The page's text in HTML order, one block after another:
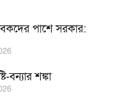
পাশে সরকার:
বন্যার শঙ্কা